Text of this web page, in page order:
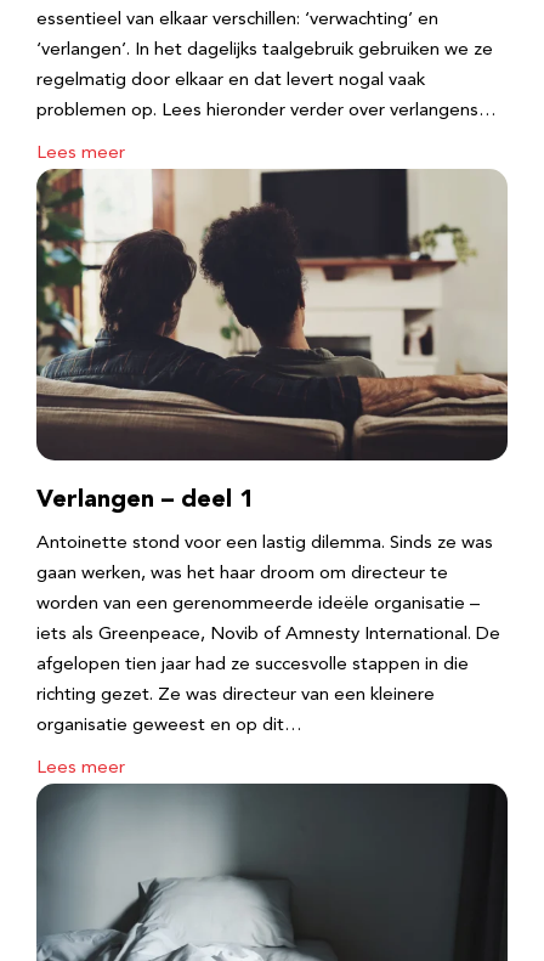
essentieel van elkaar verschillen: ‘verwachting’ en
‘verlangen’. In het dagelijks taalgebruik gebruiken we ze
regelmatig door elkaar en dat levert nogal vaak
problemen op. Lees hieronder verder over verlangens…
Lees meer
Verlangen – deel 1
Antoinette stond voor een lastig dilemma. Sinds ze was
gaan werken, was het haar droom om directeur te
worden van een gerenommeerde ideële organisatie –
iets als Greenpeace, Novib of Amnesty International. De
afgelopen tien jaar had ze succesvolle stappen in die
richting gezet. Ze was directeur van een kleinere
organisatie geweest en op dit…
Lees meer